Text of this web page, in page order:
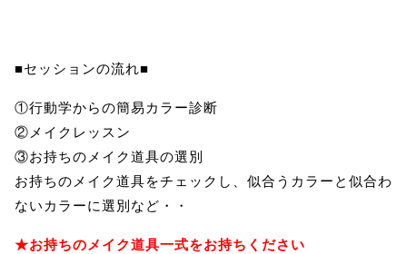
■セッションの流れ■
①行動学からの簡易カラー診断
②メイクレッスン
③お持ちのメイク道具の選別
お持ちのメイク道具をチェックし、似合うカラーと似合わ
ないカラーに選別など・・
★お持ちのメイク道具一式をお持ちください